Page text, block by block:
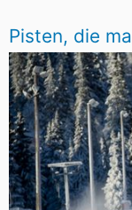
Pisten, die